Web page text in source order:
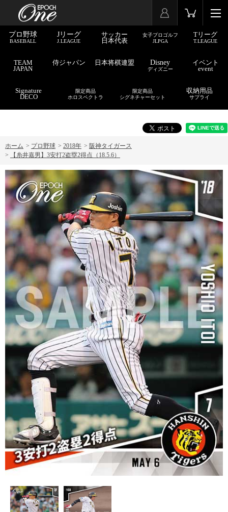
プロ野球
BASEBALL
Jリーグ
J.LEAGUE
サッカー
日本代表
女子プロゴルフ
JLPGA
Tリーグ
T.LEAGUE
TEAM
JAPAN
侍ジャパン 日本将棋連盟 Disney
ディズニー
イベント
event
Signature
DECO
限定商品
ホロスペクトラ
限定商品
シグネチャーセット
収納用品
サプライ
ホーム > プロ野球 > 2018年 > 阪神タイガース
>
【糸井嘉男】3安打2盗塁2得点（18.5.6）